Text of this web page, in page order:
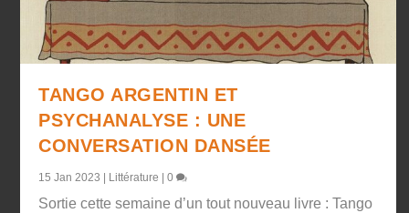
TANGO ARGENTIN ET
PSYCHANALYSE : UNE
CONVERSATION DANSÉE
15 Jan 2023 Littérature |0
Sortie cette semaine d’un tout nouveau livre : Tango